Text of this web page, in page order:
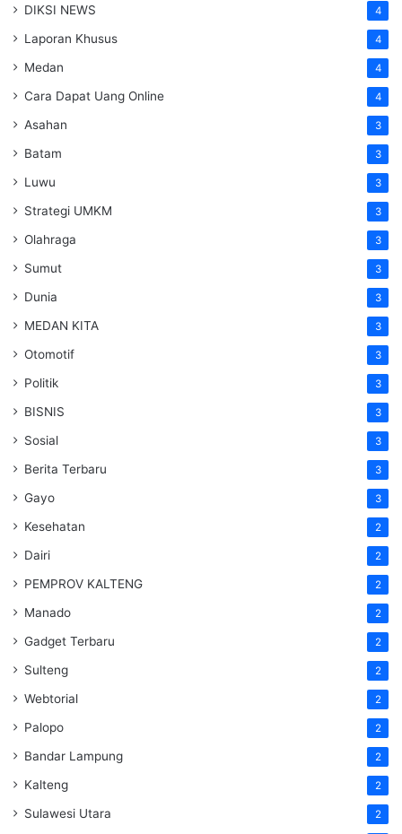
DIKSI NEWS 4
Laporan Khusus 4
Medan 4
Cara Dapat Uang Online 4
Asahan 3
Batam 3
Luwu 3
Strategi UMKM 3
Olahraga 3
Sumut 3
Dunia 3
MEDAN KITA 3
Otomotif 3
Politik 3
BISNIS 3
Sosial 3
Berita Terbaru 3
Gayo 3
Kesehatan 2
Dairi 2
PEMPROV KALTENG 2
Manado 2
Gadget Terbaru 2
Sulteng 2
Webtorial 2
Palopo 2
Bandar Lampung 2
Kalteng 2
Sulawesi Utara 2